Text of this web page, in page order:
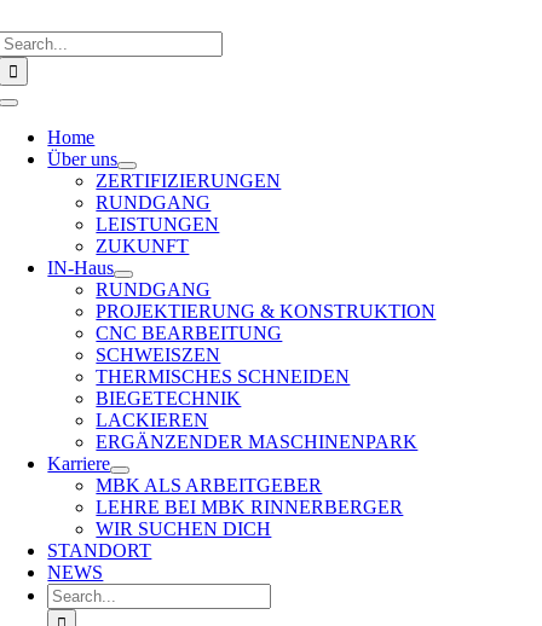
to
content
Toggle
NavigationHome
Über uns
ZERTIFIZIERUNGEN
RUNDGANG
LEISTUNGEN
ZUKUNFT
IN-Haus
RUNDGANG
PROJEKTIERUNG & KONSTRUKTION
CNC BEARBEITUNG
SCHWEISZEN
THERMISCHES SCHNEIDEN
BIEGETECHNIK
LACKIEREN
ERGÄNZENDER MASCHINENPARK
Karriere
MBK ALS ARBEITGEBER
LEHRE BEI MBK RINNERBERGER
WIR SUCHEN DICH
STANDORT
NEWS
Search
for: